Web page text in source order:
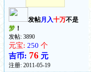
发帖月入十万不是
梦！
发帖: 3890
元宝: 250 个
吉币: 76 元
注册: 2011-05-19